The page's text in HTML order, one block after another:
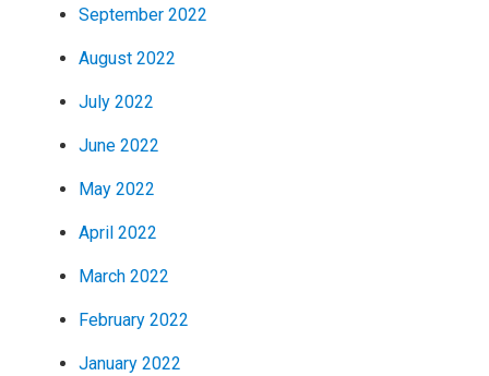
September 2022
August 2022
July 2022
June 2022
May 2022
April 2022
March 2022
February 2022
January 2022